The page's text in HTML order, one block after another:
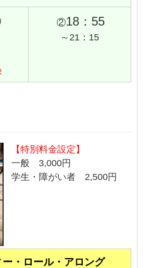
②18：55
～21：15
【特別料金設定】
一般 3,000円
学生・障がい者 2,500円
・ロール・アロング